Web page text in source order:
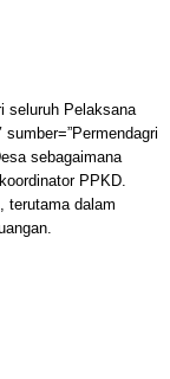
seluruh Pelaksana
sebagaimana
PPKD.
terutama dalam